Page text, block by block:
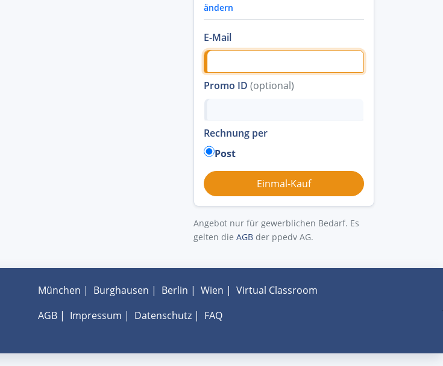
ändern
E-Mail
Promo ID (optional)
Rechnung per
Post
Angebot nur für gewerblichen Bedarf. Es
gelten die AGB der ppedv AG.
München | Burghausen | Berlin | Wien | Virtual Classroom
AGB| Impressum | Datenschutz| FAQ